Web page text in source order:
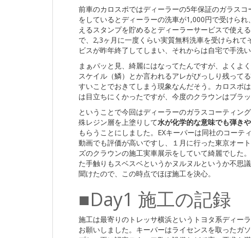
前車のカロスポではディーラーの5年保証のガラス
をしているとディーラーの洗車が1,000円で受けら
えるスタンプを貯めるとディーラーサービスで使え
で、2,3ヶ月に一度くらい実質無料洗車を受けられ
ビスが昨年終了してしまい、それからは自宅で手洗い
まぁパッと見、綺麗にはなってたんですが、よくよ
スケイル（鱗）とか言われるアレがびっしり残って
すいことでおきてしまう現象なんだそう。カロスポ
は目立ちにくかったですが、今度のクラウンはブラ
ということで今回はディーラーのガラスコーティン
殊レジン層を上塗りして水が化学的な意味でも弾き
もらうことにしました。EXキーパーは同社のコー
動画でも評価が高いですし、１月に行った東京オー
ズのクラウンの施工実車展示をしていて綺麗でした
た手触りもスベスベというかヌルヌルというか不思
聞けたので、この時点でほぼ施工を決心。
■Day1 施工の記録
施工は最寄りのトレッサ横浜というトヨタ系ディー
お願いしました。キーパーはライセンスを取ったガ